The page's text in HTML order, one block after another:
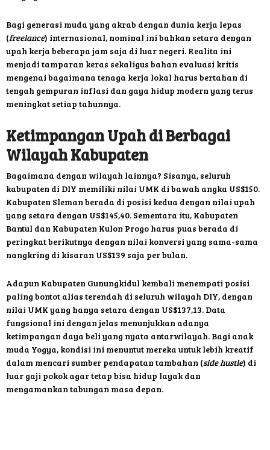
Bagi generasi muda yang akrab dengan dunia kerja lepas
(freelance) internasional, nominal ini bahkan setara dengan
upah kerja beberapa jam saja di luar negeri. Realita ini
menjadi tamparan keras sekaligus bahan evaluasi kritis
mengenai bagaimana tenaga kerja lokal harus bertahan di
tengah gempuran inflasi dan gaya hidup modern yang terus
meningkat setiap tahunnya.
Ketimpangan Upah di Berbagai
Wilayah Kabupaten
Bagaimana dengan wilayah lainnya? Sisanya, seluruh
kabupaten di DIY memiliki nilai UMK di bawah angka US$150.
Kabupaten Sleman berada di posisi kedua dengan nilai upah
yang setara dengan US$145,40. Sementara itu, Kabupaten
Bantul dan Kabupaten Kulon Progo harus puas berada di
peringkat berikutnya dengan nilai konversi yang sama-sama
nangkring di kisaran US$139 saja per bulan.
Adapun Kabupaten Gunungkidul kembali menempati posisi
paling bontot alias terendah di seluruh wilayah DIY, dengan
nilai UMK yang hanya setara dengan US$137,13. Data
fungsional ini dengan jelas menunjukkan adanya
ketimpangan daya beli yang nyata antarwilayah. Bagi anak
muda Yogya, kondisi ini menuntut mereka untuk lebih kreatif
dalam mencari sumber pendapatan tambahan (side hustle) di
luar gaji pokok agar tetap bisa hidup layak dan
mengamankan tabungan masa depan.